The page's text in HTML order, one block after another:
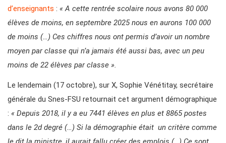
d’enseignants : « A cette rentrée scolaire nous avons 80 000
élèves de moins, en septembre 2025 nous en aurons 100 000
de moins (…) Ces chiffres nous ont permis d’avoir un nombre
moyen par classe qui n’a jamais été aussi bas, avec un peu
moins de 22 élèves par classe ».
Le lendemain (17 octobre), sur X, Sophie Vénétitay, secrétaire
générale du Snes-FSU retournait cet argument démographique
: « Depuis 2018, il y a eu 7441 élèves en plus et 8865 postes
dans le 2d degré (…) Si la démographie était un critère comme